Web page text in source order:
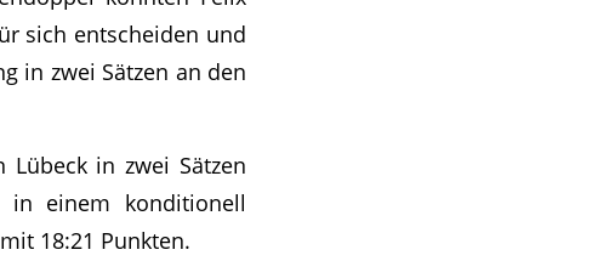
sich entscheiden und
in zwei Sätzen an den
in zwei Sätzen
in einem konditionell
18:21 Punkten.